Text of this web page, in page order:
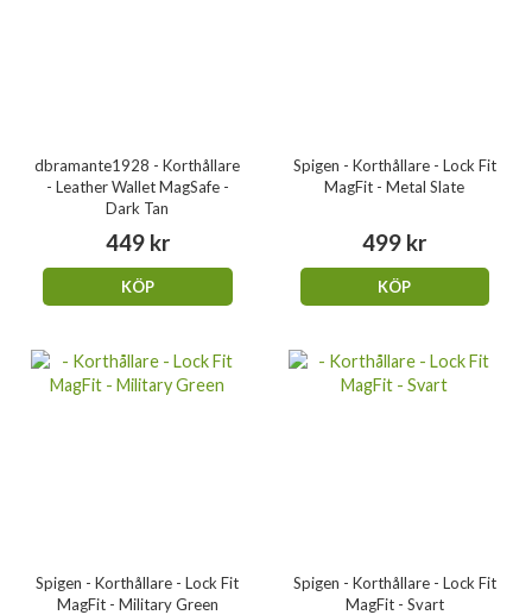
dbramante1928 - Korthållare
- Leather Wallet MagSafe -
Dark Tan
449 kr
KÖP
Spigen - Korthållare - Lock Fit
MagFit - Metal Slate
499 kr
KÖP
Spigen - Korthållare - Lock Fit
MagFit - Military Green
Spigen - Korthållare - Lock Fit
MagFit - Svart